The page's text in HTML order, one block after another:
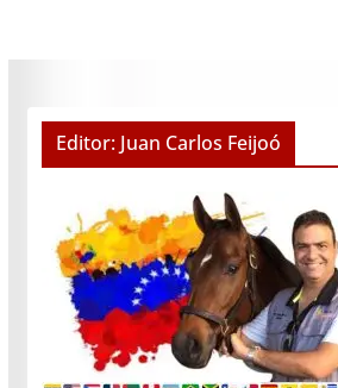
Editor: Juan Carlos Feijoó